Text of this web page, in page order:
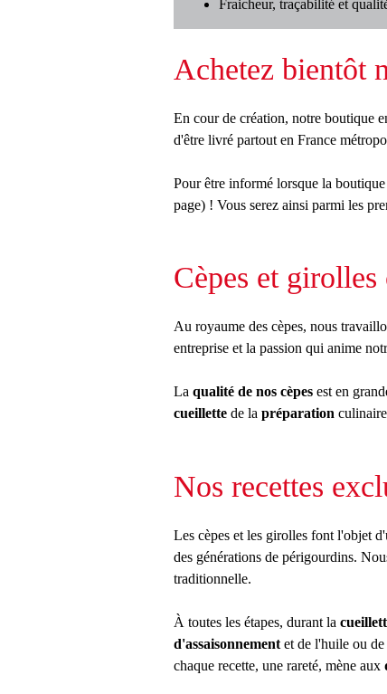
Fraicheur, traçabilité et
Achetez bientôt
En cour de création, notre boutique
d'être livré partout en France
Pour être informé lorsque la
page) ! Vous serez ainsi parmi les
Cèpes et
Au royaume des cèpes, nous
entreprise et la passion qui anime
La qualité de nos cèpes est en
cueillette de la préparation
Nos recettes
Les cèpes et les girolles font l'objet
des générations de périgourdins.
traditionnelle.
À toutes les étapes, durant la
d'assaisonnement et de l'huile ou
chaque recette, une rareté, mène aux